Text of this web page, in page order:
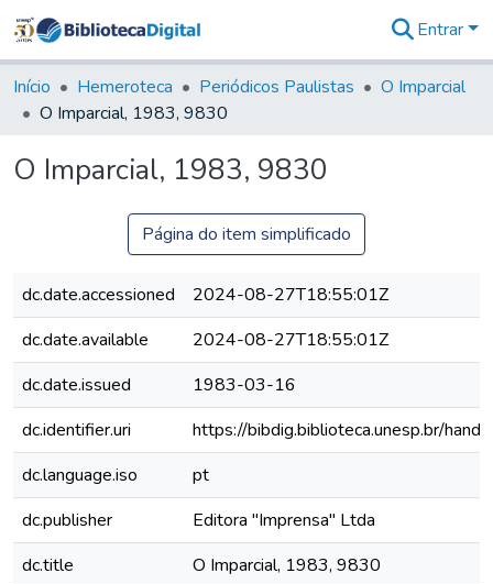
&
Coleções
Tudo na
Digital
Entrar
Início Hemeroteca Periódicos Paulistas
O Imparcial
O Imparcial, 1983, 9830
O Imparcial, 1983, 9830
Página do item simplificado
dc.date.accessioned
2024-08-27T18:55:01Z
dc.date.available
2024-08-27T18:55:01Z
dc.date.issued
1983-03-16
dc.identifier.uri
https://bibdig.biblioteca.unesp.br/
dc.language.iso
pt
dc.publisher
Editora "Imprensa" Ltda
dc.title
O Imparcial, 1983, 9830